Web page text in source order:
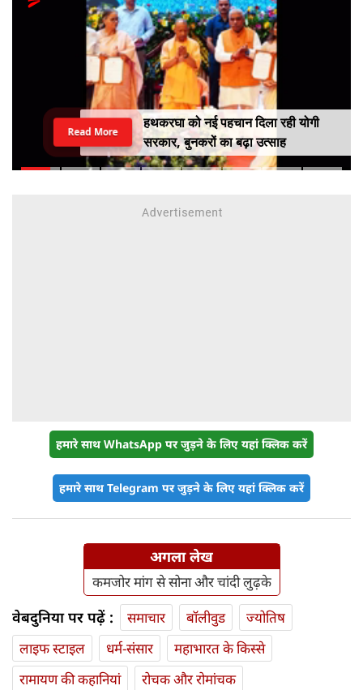
हथकरघा को नई पहचान दिला रही योगी
सरकार, बुनकरों का बढ़ा उत्साह
Read More
हमारे साथ WhatsApp पर जुड़ने के लिए यहां क्लिक करें
हमारे साथ Telegram पर जुड़ने के लिए यहां क्लिक करें
अगला लेख
कमजोर मांग से सोना और चांदी लुढ़के
वेबदुनिया पर पढ़ें : समाचार बॉलीवुड
ज्योतिष
लाइफ स्‍टाइल
धर्म-संसार
महाभारत के किस्से
रामायण की कहानियां
रोचक और रोमांचक